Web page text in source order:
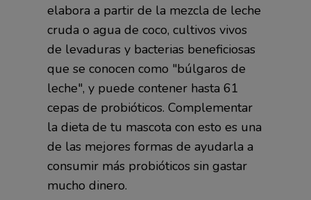
elabora a partir de la mezcla de leche
cruda o agua de coco, cultivos vivos
de levaduras y bacterias beneficiosas
que se conocen como "búlgaros de
leche", y puede contener hasta 61
cepas de probióticos. Complementar
la dieta de tu mascota con esto es una
de las mejores formas de ayudarla a
consumir más probióticos sin gastar
mucho dinero.